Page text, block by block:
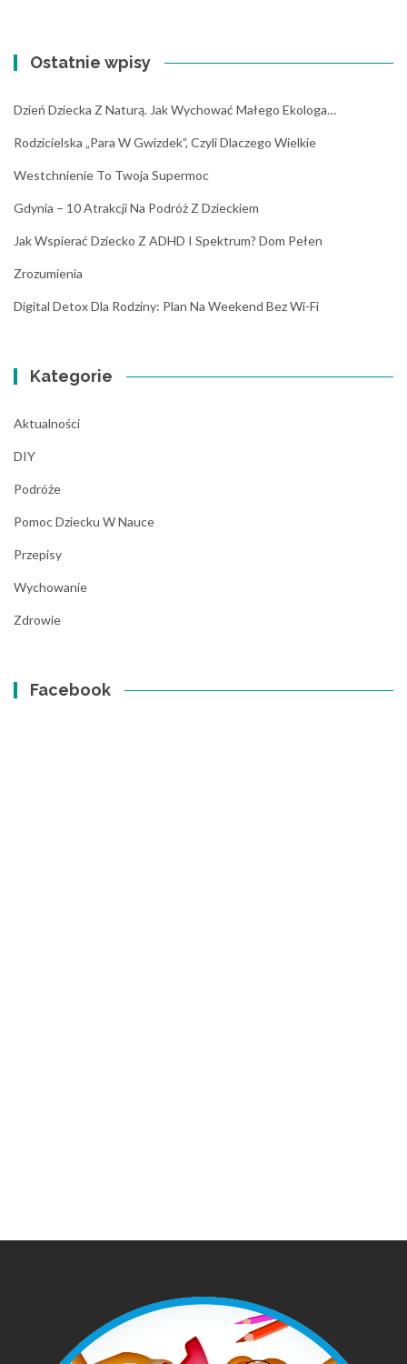
Ostatnie wpisy
Dzień Dziecka Z Naturą. Jak Wychować Małego Ekologa…
Rodzicielska „para W Gwizdek”, Czyli Dlaczego Wielkie
Westchnienie To Twoja Supermoc
Gdynia – 10 Atrakcji Na Podróż Z Dzieckiem
Jak Wspierać Dziecko Z ADHD I Spektrum? Dom Pełen
Zrozumienia
Digital Detox Dla Rodziny: Plan Na Weekend Bez Wi-Fi
Kategorie
Aktualności
DIY
Podróże
Pomoc Dziecku W Nauce
Przepisy
Wychowanie
Zdrowie
Facebook